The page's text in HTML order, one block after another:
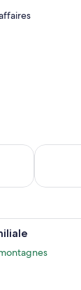
août 7 -
Vérifier
lampe et un